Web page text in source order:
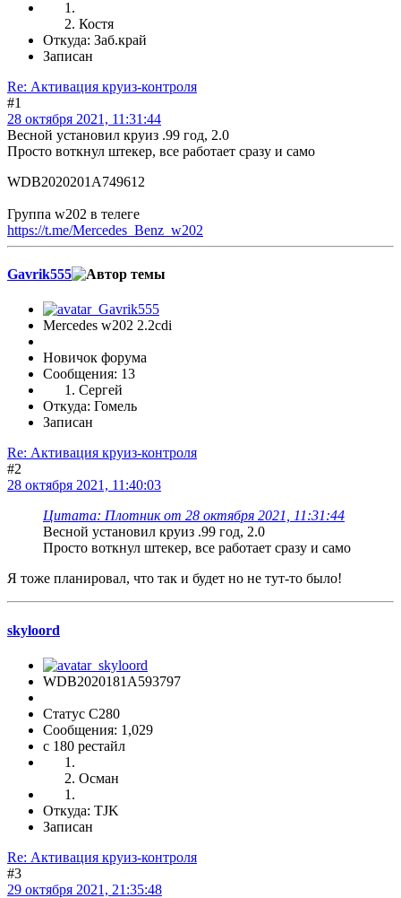
Костя
Откуда: Заб.край
Записан
Re: Активация круиз-контроля
#1
28 октября 2021, 11:31:44
Весной установил круиз .99 год, 2.0
Просто воткнул штекер, все работает сразу и само
WDB2020201A749612
Группа w202 в телеге
https://t.me/Mercedes_Benz_w202
Gavrik555
Mercedes w202 2.2cdi
Новичок форума
Сообщения: 13
Сергей
Откуда: Гомель
Записан
Re: Активация круиз-контроля
#2
28 октября 2021, 11:40:03
Цитата: Плотник от 28 октября 2021, 11:31:44
Весной установил круиз .99 год, 2.0
Просто воткнул штекер, все работает сразу и само
Я тоже планировал, что так и будет но не тут-то было!
skyloord
WDB2020181A593797
Статус C280
Сообщения: 1,029
c 180 рестайл
Осман
Откуда: TJK
Записан
Re: Активация круиз-контроля
#3
29 октября 2021, 21:35:48